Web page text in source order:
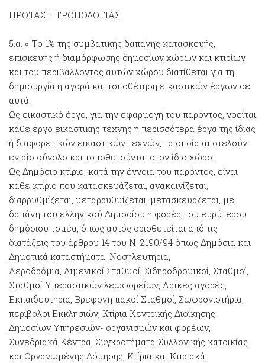
ΠΡΟΤΑΣΗ ΤΡΟΠΟΛΟΓΙΑΣ
5.α. « Το 1% της συμβατικής δαπάνης κατασκευής,
επισκευής ή διαμόρφωσης δημοσίων χώρων και κτιρίων
και του περιβάλλοντος αυτών χώρου διατίθεται για τη
δημιουργία ή αγορά και τοποθέτηση εικαστικών έργων σε
αυτά.
Ως εικαστικό έργο, για την εφαρμογή του παρόντος, νοείται
κάθε έργο εικαστικής τέχνης ή περισσότερα έργα της ίδιας
ή διαφορετικών εικαστικών τεχνών, τα οποία αποτελούν
ενιαίο σύνολο και τοποθετούνται στον ίδιο χώρο.
Ως Δημόσιο κτίριο, κατά την έννοια του παρόντος, είναι
κάθε κτίριο που κατασκευάζεται, ανακαινίζεται,
διαρρυθμίζεται, μεταρρυθμίζεται, μετασκευάζεται, με
δαπάνη του ελληνικού Δημοσίου ή φορέα του ευρύτερου
δημόσιου τομέα, όπως αυτός οριοθετείται από τις
διατάξεις του άρθρου 14 του Ν. 2190/94 όπως Δημόσια και
Δημοτικά καταστήματα, Νοσηλευτήρια,
Αεροδρόμια, Λιμενικοί Σταθμοί, Σιδηροδρομικοί, Σταθμοί,
Σταθμοί Υπεραστικών λεωφορείων, Λαϊκές αγορές,
Εκπαιδευτήρια, Βρεφονηπιακοί Σταθμοί, Σωφρονιστήρια,
περίβολοι Εκκλησιών, Κτίρια Κεντρικής Διοίκησης
Δημοσίων Υπηρεσιών- οργανισμών και φορέων,
Συνεδριακά Κέντρα, Συγκροτήματα Συλλογικής κατοικίας
και Οργανωμένης Δόμησης, Κτίρια και Κτιριακά